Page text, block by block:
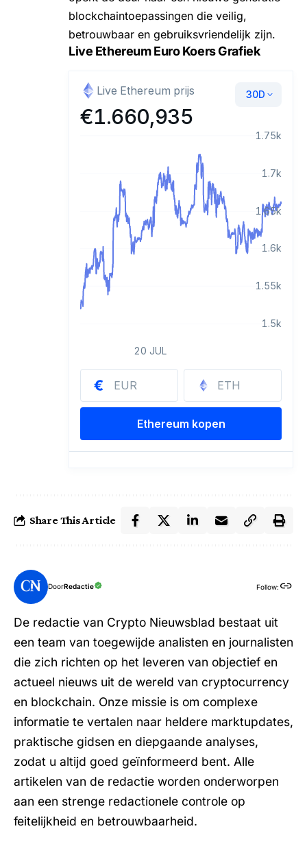
blockchaintoepassingen die veilig,
betrouwbaar en gebruiksvriendelijk zijn.
Live Ethereum Euro Koers Grafiek
Share This Article
DoorRedactie Follow:
De redactie van Crypto Nieuwsblad bestaat uit
een team van toegewijde analisten en journalisten
die zich richten op het leveren van objectief en
actueel nieuws uit de wereld van cryptocurrency
en blockchain. Onze missie is om complexe
informatie te vertalen naar heldere marktupdates,
praktische gidsen en diepgaande analyses,
zodat u altijd goed geïnformeerd bent. Alle
artikelen van de redactie worden onderworpen
aan een strenge redactionele controle op
feitelijkheid en betrouwbaarheid.